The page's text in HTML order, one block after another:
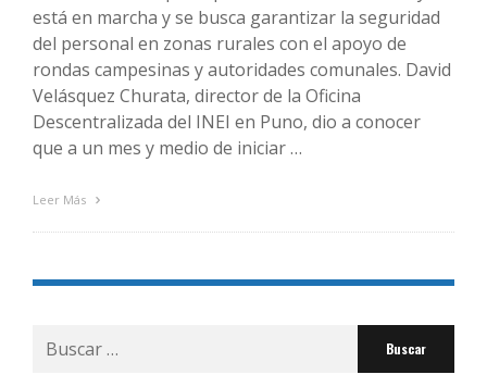
está en marcha y se busca garantizar la seguridad
del personal en zonas rurales con el apoyo de
rondas campesinas y autoridades comunales. David
Velásquez Churata, director de la Oficina
Descentralizada del INEI en Puno, dio a conocer
que a un mes y medio de iniciar …
Leer Más
Buscar
por: